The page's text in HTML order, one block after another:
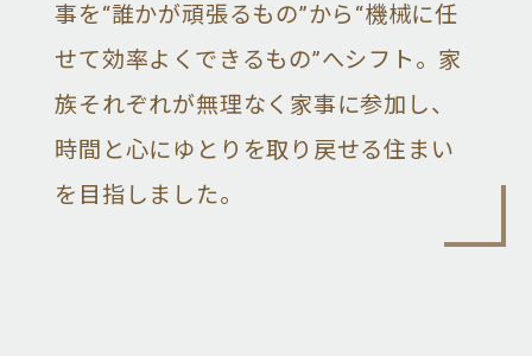
事を“誰かが頑張るもの”から“機械に任
せて効率よくできるもの”へシフト。家
族それぞれが無理なく家事に参加し、
時間と心にゆとりを取り戻せる住まい
を目指しました。